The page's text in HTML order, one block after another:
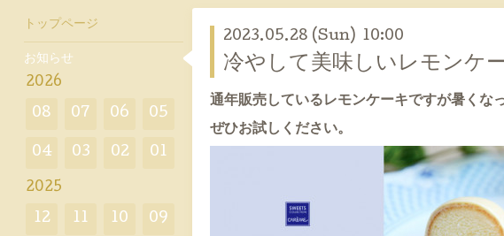
2023.05.28 (Sun) 10:00
冷やして美味しいレモンケ
通年販売しているレモンケーキですが暑くな
ぜひお試しください。
トップページ
お知らせ
2026
08 07 06 05
04 03 02 01
2025
12 11 10 09